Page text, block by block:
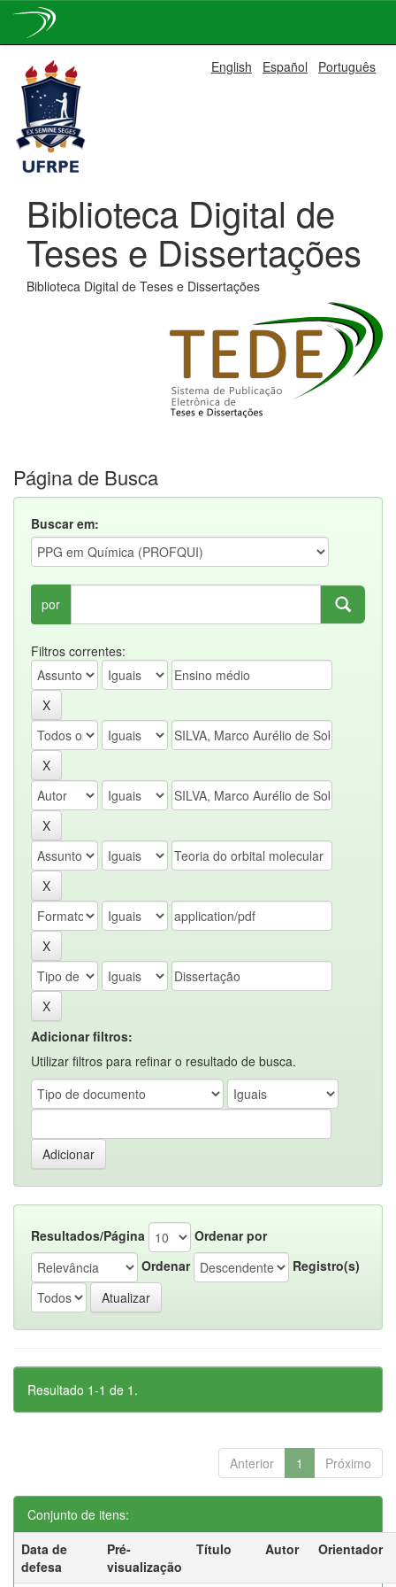
navigation
English Español Português
Biblioteca Digital de
Teses e Dissertações
Biblioteca Digital de Teses e Dissertações
Página de Busca
Buscar em:
por
Filtros correntes:
Adicionar filtros:
Utilizar filtros para refinar o resultado de busca.
Resultados/Página
Ordenar por
Ordenar
Registro(s)
Resultado 1-1 de 1.
Anterior 1 Próximo
Conjunto de itens:
Data de
defesa
Pré-
visualização
Título Autor Orientador